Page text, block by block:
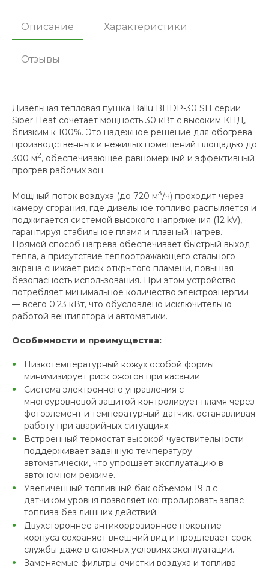
Описание Характеристики
Отзывы
Дизельная тепловая пушка Ballu BHDP-30 SH серии
Siber Heat сочетает мощность 30 кВт с высоким КПД,
близким к 100%. Это надежное решение для обогрева
производственных и нежилых помещений площадью до
300 м2, обеспечивающее равномерный и эффективный
прогрев рабочих зон.
Мощный поток воздуха (до 720 м3/ч) проходит через
камеру сгорания, где дизельное топливо распыляется и
поджигается системой высокого напряжения (12 kV),
гарантируя стабильное пламя и плавный нагрев.
Прямой способ нагрева обеспечивает быстрый выход
тепла, а присутствие теплоотражающего стального
экрана снижает риск открытого пламени, повышая
безопасность использования. При этом устройство
потребляет минимальное количество электроэнергии
— всего 0.23 кВт, что обусловлено исключительно
работой вентилятора и автоматики.
Особенности и преимущества:
Низкотемпературный кожух особой формы
минимизирует риск ожогов при касании.
Система электронного управления с
многоуровневой защитой контролирует пламя через
фотоэлемент и температурный датчик, останавливая
работу при аварийных ситуациях.
Встроенный термостат высокой чувствительности
поддерживает заданную температуру
автоматически, что упрощает эксплуатацию в
автономном режиме.
Увеличенный топливный бак объемом 19 л с
датчиком уровня позволяет контролировать запас
топлива без лишних действий.
Двухстороннее антикоррозионное покрытие
корпуса сохраняет внешний вид и продлевает срок
службы даже в сложных условиях эксплуатации.
Заменяемые фильтры очистки воздуха и топлива